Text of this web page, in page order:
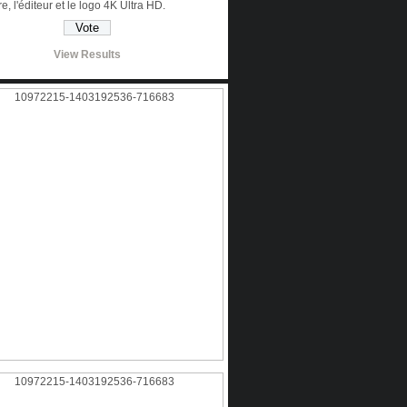
l'éditeur et le logo 4K Ultra HD.
View Results